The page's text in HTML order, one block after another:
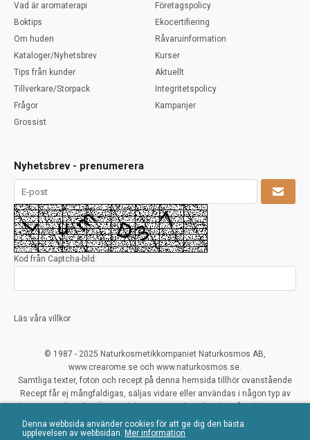
Denna webbsida använder cookies för att ge dig den bästa
upplevelsen av webbsidan.Mer information
Vad är aromaterapi
Boktips
Om huden
Kataloger/Nyhetsbrev
Tips från kunder
Tillverkare/Storpack
Frågor
Grossist
Företagspolicy
Ekocertifiering
Råvaruinformation
Kurser
Aktuellt
Integritetspolicy
Kampanjer
Nyhetsbrev - prenumerera
Kod från Captcha-bild:
Läs våra villkor
© 1987 - 2025 Naturkosmetikkompaniet Naturkosmos AB,
www.crearome.se och www.naturkosmos.se.
Samtliga texter, foton och recept på denna hemsida tillhör ovanstående
Recept får ej mångfaldigas, säljas vidare eller användas i någon typ av
All Rights Reserved